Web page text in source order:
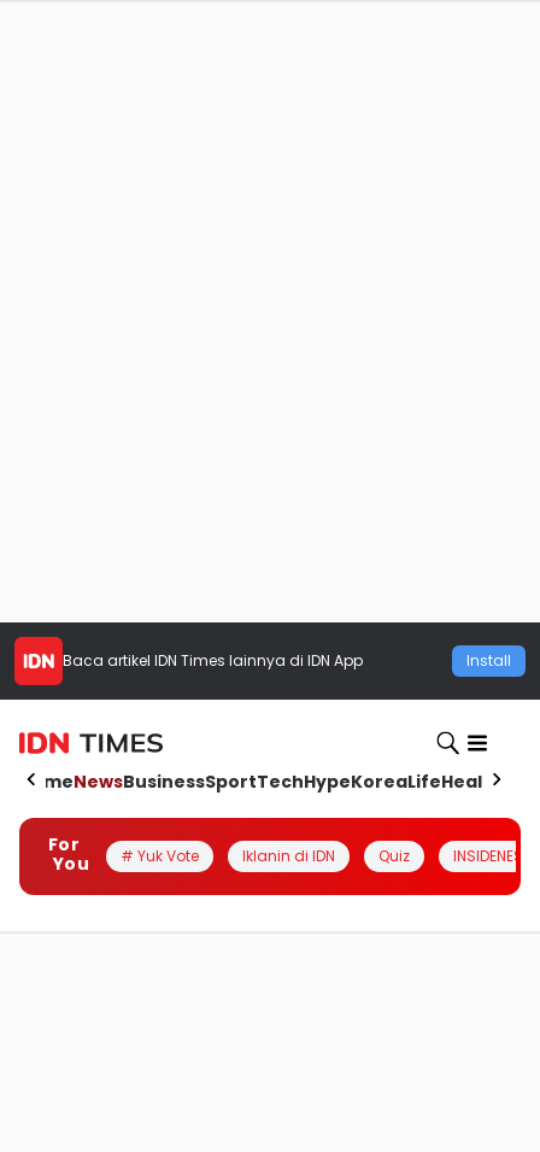
Baca artikel IDN Times lainnya di IDN App Install
HomeNewsBusinessSportTechHypeKoreaLifeHealth
For
You
# Yuk Vote Iklanin di IDN Quiz INSIDENESIA